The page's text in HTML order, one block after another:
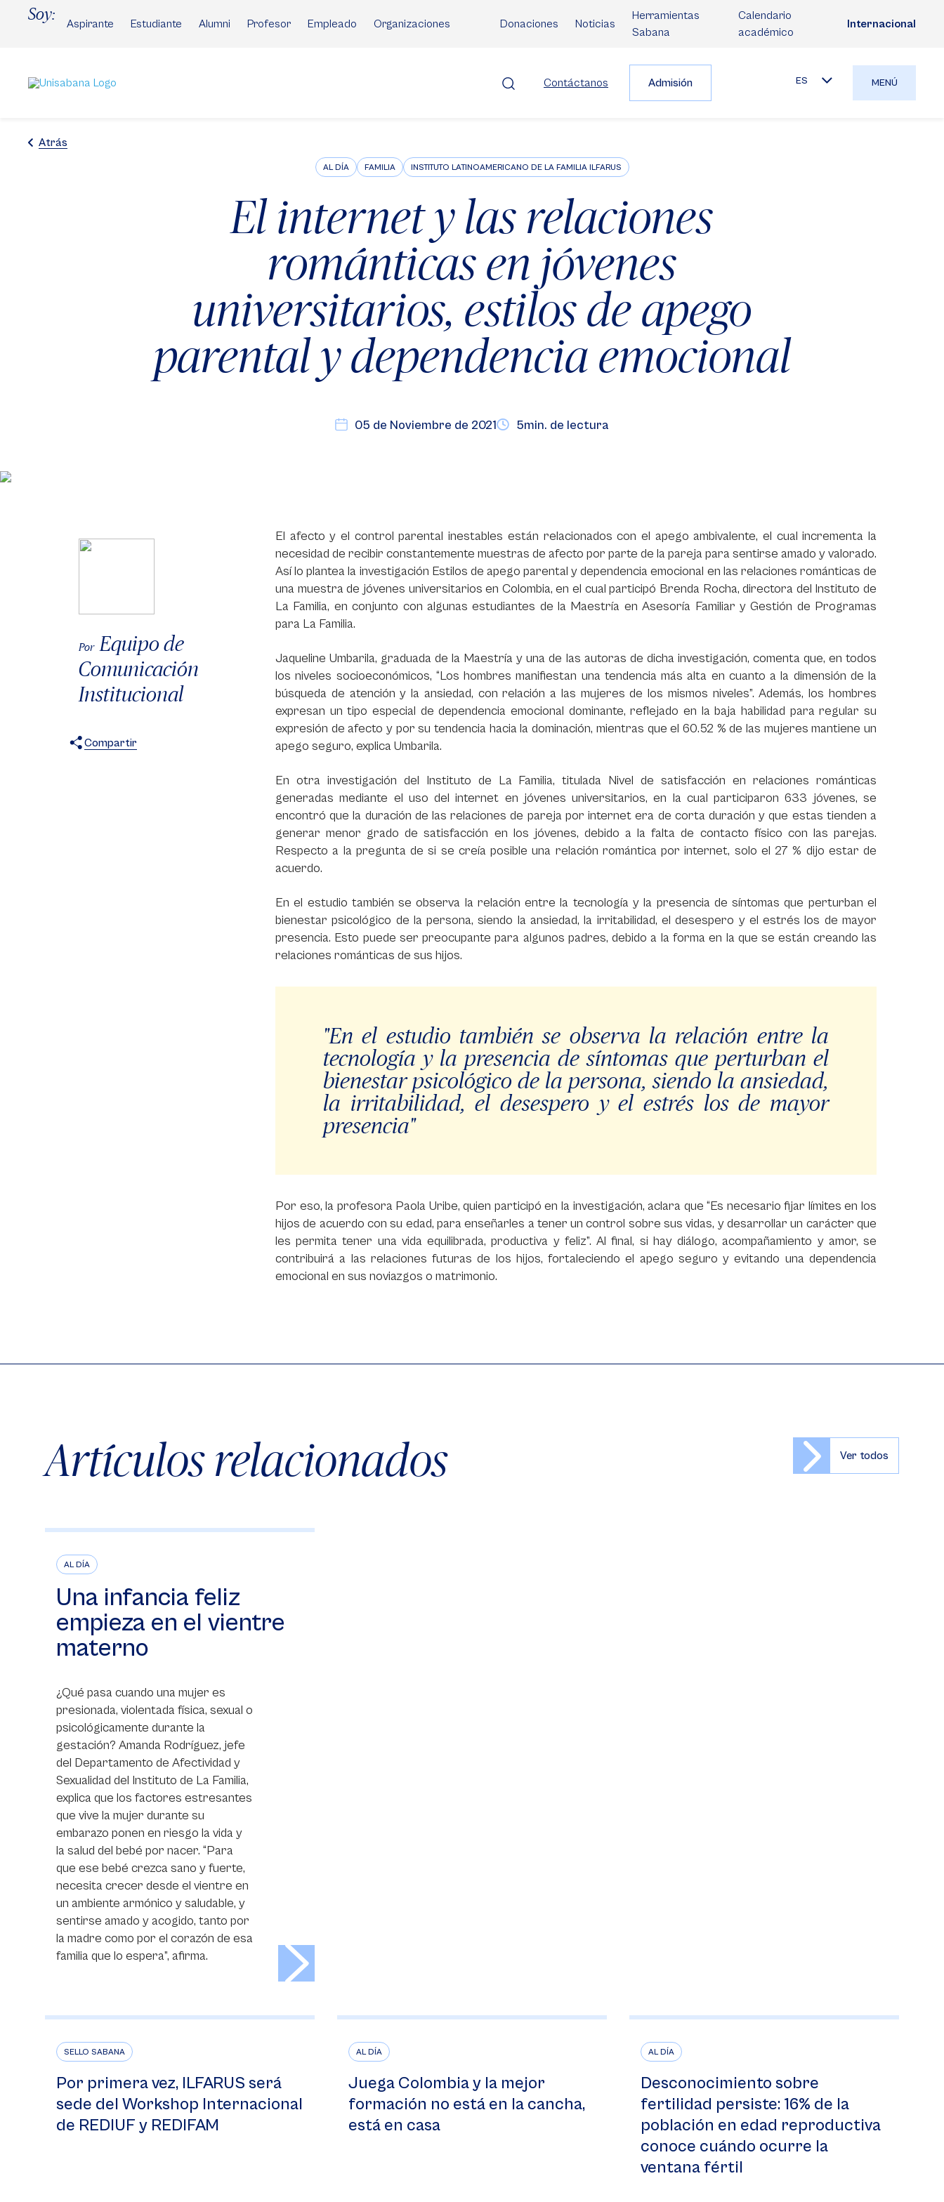
Soy:
Aspirante Estudiante Alumni Profesor Empleado Organizaciones Donaciones Noticias
Herramientas
Sabana
Calendario
académico
Internacional
Contáctanos Admisión ES MENÚ
Atrás
AL DÍA FAMILIA INSTITUTO LATINOAMERICANO DE LA FAMILIA ILFARUS
El internet y las relaciones
románticas en jóvenes
universitarios, estilos de apego
parental y dependencia emocional
05 de Noviembre de 2021 5min. de lectura
Por Equipo de
Comunicación
Institucional
Compartir
El afecto y el control parental inestables están relacionados con el apego ambivalente, el cual incrementa la
necesidad de recibir constantemente muestras de afecto por parte de la pareja para sentirse amado y valorado.
Así lo plantea la investigación Estilos de apego parental y dependencia emocional en las relaciones románticas de
una muestra de jóvenes universitarios en Colombia, en el cual participó Brenda Rocha, directora del Instituto de
La Familia, en conjunto con algunas estudiantes de la Maestría en Asesoría Familiar y Gestión de Programas
para La Familia.
Jaqueline Umbarila, graduada de la Maestría y una de las autoras de dicha investigación, comenta que, en todos
los niveles socioeconómicos, “Los hombres manifiestan una tendencia más alta en cuanto a la dimensión de la
búsqueda de atención y la ansiedad, con relación a las mujeres de los mismos niveles”. Además, los hombres
expresan un tipo especial de dependencia emocional dominante, reflejado en la baja habilidad para regular su
expresión de afecto y por su tendencia hacia la dominación, mientras que el 60.52 % de las mujeres mantiene un
apego seguro, explica Umbarila.
En otra investigación del Instituto de La Familia, titulada Nivel de satisfacción en relaciones románticas
generadas mediante el uso del internet en jóvenes universitarios, en la cual participaron 633 jóvenes, se
encontró que la duración de las relaciones de pareja por internet era de corta duración y que estas tienden a
generar menor grado de satisfacción en los jóvenes, debido a la falta de contacto físico con las parejas.
Respecto a la pregunta de si se creía posible una relación romántica por internet, solo el 27 % dijo estar de
acuerdo.
En el estudio también se observa la relación entre la tecnología y la presencia de síntomas que perturban el
bienestar psicológico de la persona, siendo la ansiedad, la irritabilidad, el desespero y el estrés los de mayor
presencia. Esto puede ser preocupante para algunos padres, debido a la forma en la que se están creando las
relaciones románticas de sus hijos.
"En el estudio también se observa la relación entre la
tecnología y la presencia de síntomas que perturban el
bienestar psicológico de la persona, siendo la ansiedad,
la irritabilidad, el desespero y el estrés los de mayor
presencia"
Por eso, la profesora Paola Uribe, quien participó en la investigación, aclara que “Es necesario fijar límites en los
hijos de acuerdo con su edad, para enseñarles a tener un control sobre sus vidas, y desarrollar un carácter que
les permita tener una vida equilibrada, productiva y feliz”. Al final, si hay diálogo, acompañamiento y amor, se
contribuirá a las relaciones futuras de los hijos, fortaleciendo el apego seguro y evitando una dependencia
emocional en sus noviazgos o matrimonio.
Artículos relacionados Ver todos
AL DÍA
Una infancia feliz
empieza en el vientre
materno
¿Qué pasa cuando una mujer es
presionada, violentada física, sexual o
psicológicamente durante la
gestación? Amanda Rodríguez, jefe
del Departamento de Afectividad y
Sexualidad del Instituto de La Familia,
explica que los factores estresantes
que vive la mujer durante su
embarazo ponen en riesgo la vida y
la salud del bebé por nacer. “Para
que ese bebé crezca sano y fuerte,
necesita crecer desde el vientre en
un ambiente armónico y saludable, y
sentirse amado y acogido, tanto por
la madre como por el corazón de esa
familia que lo espera”, afirma.
SELLO SABANA
Por primera vez, ILFARUS será
sede del Workshop Internacional
de REDIUF y REDIFAM
AL DÍA
Juega Colombia y la mejor
formación no está en la cancha,
está en casa
AL DÍA
Desconocimiento sobre
fertilidad persiste: 16% de la
población en edad reproductiva
conoce cuándo ocurre la
ventana fértil